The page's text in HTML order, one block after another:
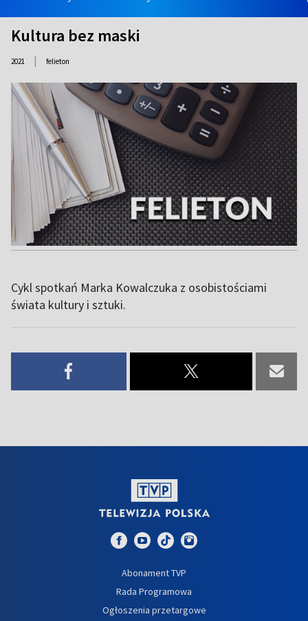
Kultura bez maski
2021 | felieton
Cykl spotkań Marka Kowalczuka z osobistościami
świata kultury i sztuki.
Abonament TVP
Rada Programowa
Ogłoszenia przetargowe